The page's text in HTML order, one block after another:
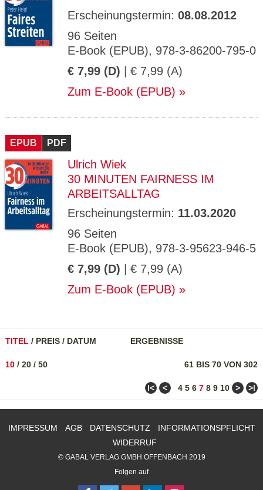
Erscheinungstermin: 08.08.2012
96 Seiten
E-Book (EPUB), 978-3-86200-795-0
€ 7,99 (D) | € 7,99 (A)
Zum E-Book (EPUB)
EPUB PDF
Ulrich Wiek
30 MINUTEN FAIRNESS IM
ARBEITSALLTAG
Erscheinungstermin: 11.03.2020
96 Seiten
E-Book (EPUB), 978-3-95623-946-5
€ 7,99 (D) | € 7,99 (A)
Zum E-Book (EPUB)
TITEL / PREIS / DATUM ERGEBNISSE
61 BIS 70 VON 302
10 / 20 / 50
ǀ< < 4 5 6 7 8 9 10 > >ǀ
IMPRESSUM AGB DATENSCHUTZ
INFORMATIONSPFLICHT
WIDERRUF
© GABAL VERLAG GMBH OFFENBACH 2019
Folgen auf